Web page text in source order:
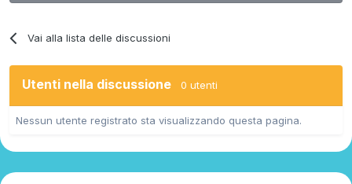
Vai alla lista delle discussioni
Utenti nella discussione 0 utenti
Nessun utente registrato sta visualizzando questa pagina.